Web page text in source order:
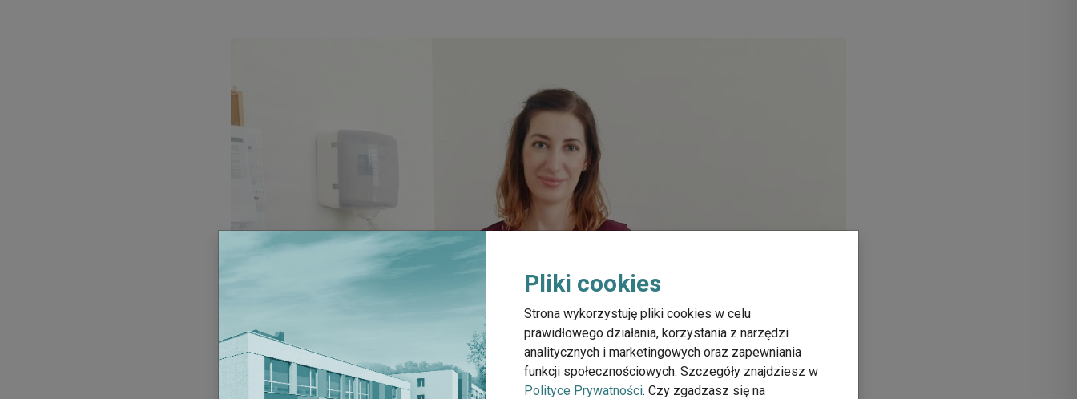
Pliki cookies
Strona wykorzystuję pliki cookies w celu
prawidłowego działania, korzystania z narzędzi
analitycznych i marketingowych oraz zapewniania
funkcji społecznościowych. Szczegóły znajdziesz w
Polityce Prywatności. Czy zgadzasz się na